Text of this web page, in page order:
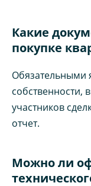
Какие
покупке
Обязательными
собственности,
участников
отчет.
Можно ли